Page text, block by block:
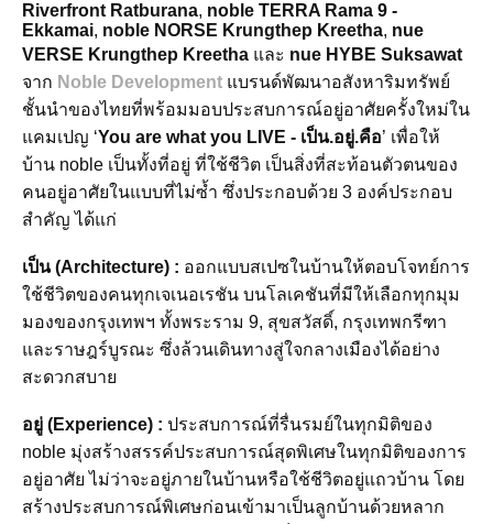
Riverfront Ratburana, noble TERRA Rama 9 -
Ekkamai, noble NORSE Krungthep Kreetha, nue
VERSE Krungthep Kreetha และ nue HYBE Suksawat
จาก Noble Development แบรนด์พัฒนาอสังหาริมทรัพย์
ชั้นนำของไทยที่พร้อมมอบประสบการณ์อยู่อาศัยครั้งใหม่ใน
แคมเปญ ‘You are what you LIVE - เป็น.อยู่.คือ’ เพื่อให้
บ้าน noble เป็นทั้งที่อยู่ ที่ใช้ชีวิต เป็นสิ่งที่สะท้อนตัวตนของ
คนอยู่อาศัยในแบบที่ไม่ซ้ำ ซึ่งประกอบด้วย 3 องค์ประกอบ
สำคัญ ได้แก่
เป็น (Architecture) : ออกแบบสเปซในบ้านให้ตอบโจทย์การ
ใช้ชีวิตของคนทุกเจเนอเรชัน บนโลเคชันที่มีให้เลือกทุกมุม
มองของกรุงเทพฯ ทั้งพระราม 9, สุขสวัสดิ์, กรุงเทพกรีฑา
และราษฎร์บูรณะ ซึ่งล้วนเดินทางสู่ใจกลางเมืองได้อย่าง
สะดวกสบาย
อยู่ (Experience) : ประสบการณ์ที่รื่นรมย์ในทุกมิติของ
noble มุ่งสร้างสรรค์ประสบการณ์สุดพิเศษในทุกมิติของการ
อยู่อาศัย ไม่ว่าจะอยู่ภายในบ้านหรือใช้ชีวิตอยู่แถวบ้าน โดย
สร้างประสบการณ์พิเศษก่อนเข้ามาเป็นลูกบ้านด้วยหลาก